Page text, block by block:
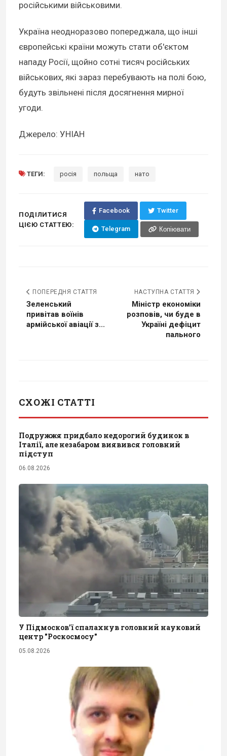
російськими військовими.
Україна неодноразово попереджала, що інші
європейські країни можуть стати об'єктом
нападу Росії, щойно сотні тисяч російських
військових, які зараз перебувають на полі бою,
будуть звільнені після досягнення мирної
угоди.
Джерело: УНІАН
ТЕГИ: росія польща нато
ПОДІЛИТИСЯ
ЦІЄЮ СТАТТЕЮ:
Facebook Twitter
Telegram Копіювати
ПОПЕРЕДНЯ СТАТТЯ
Зеленський
привітав воїнів
армійської авіації з...
НАСТУПНА СТАТТЯ
Міністр економіки
розповів, чи буде в
Україні дефіцит
пального
СХОЖІ СТАТТІ
Подружжя придбало недорогий будинок в
Італії, але незабаром виявився головний
підступ
06.08.2026
У Підмосков’ї спалахнув головний науковий
центр "Роскосмосу"
05.08.2026